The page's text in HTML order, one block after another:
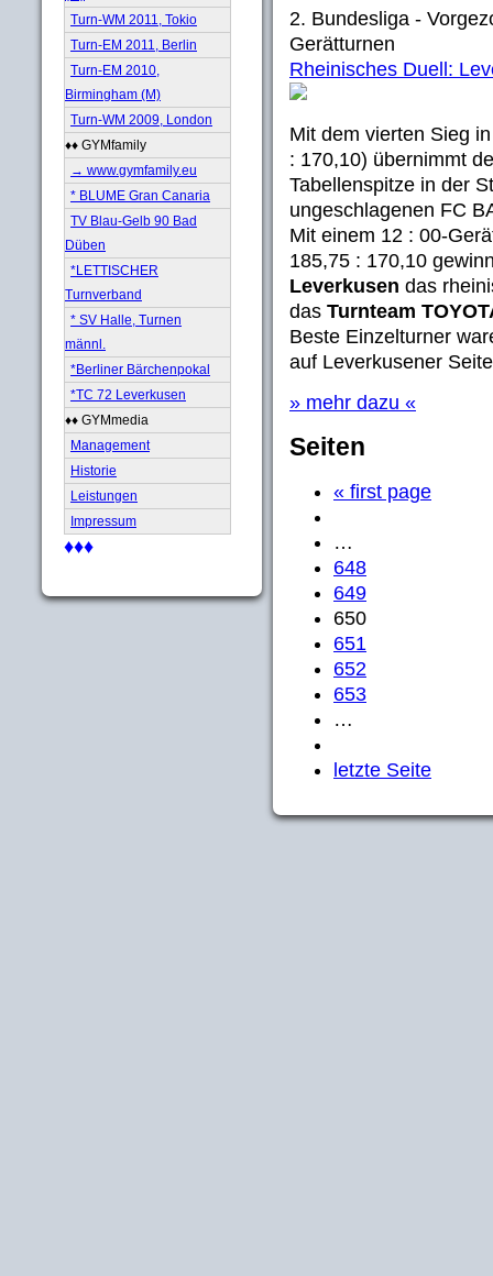
Turn-WM 2011, Tokio
Turn-EM 2011, Berlin
Turn-EM 2010,
Birmingham (M)
Turn-WM 2009, London
♦♦ GYMfamily
→ www.gymfamily.eu
* BLUME Gran Canaria
TV Blau-Gelb 90 Bad
Düben
*LETTISCHER
Turnverband
* SV Halle, Turnen
männl.
*Berliner Bärchenpokal
*TC 72 Leverkusen
♦♦ GYMmedia
Management
Historie
Leistungen
Impressum
♦♦♦
2. Bundesliga -
Gerätturnen
Rheinisches Duell:
Mit dem vierten Sieg
: 170,10) übernimmt
Tabellenspitze in der
ungeschlagenen FC
Mit einem 12 : 00-
185,75 : 170,10
Leverkusen das
das Turnteam
Beste Einzelturner
auf Leverkusener
» mehr dazu «
Seiten
« first page
…
648
649
650
651
652
653
…
letzte Seite